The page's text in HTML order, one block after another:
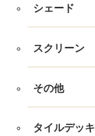
シェード
スクリーン
その他
タイルデッキ